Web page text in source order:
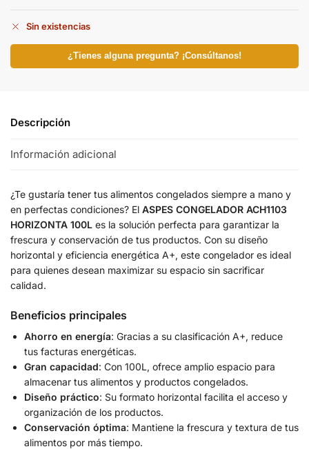
Sin existencias
¿Tienes alguna pregunta? ¡Consúltanos!
Descripción
Información adicional
¿Te gustaría tener tus alimentos congelados siempre a mano y
en perfectas condiciones? El ASPES CONGELADOR ACH1103
HORIZONTA 100L es la solución perfecta para garantizar la
frescura y conservación de tus productos. Con su diseño
horizontal y eficiencia energética A+, este congelador es ideal
para quienes desean maximizar su espacio sin sacrificar
calidad.
Beneficios principales
Ahorro en energía: Gracias a su clasificación A+, reduce
tus facturas energéticas.
Gran capacidad: Con 100L, ofrece amplio espacio para
almacenar tus alimentos y productos congelados.
Diseño práctico: Su formato horizontal facilita el acceso y
organización de los productos.
Conservación óptima: Mantiene la frescura y textura de tus
alimentos por más tiempo.